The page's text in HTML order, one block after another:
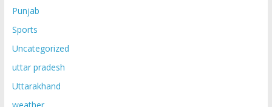
Punjab
Sports
Uncategorized
uttar pradesh
Uttarakhand